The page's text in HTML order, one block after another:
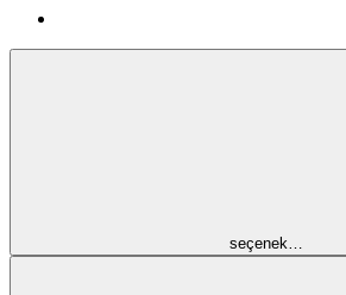
seçenek…